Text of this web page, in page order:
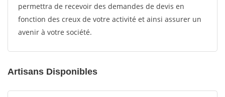
permettra de recevoir des demandes de devis en
fonction des creux de votre activité et ainsi assurer un
avenir à votre société.
Artisans Disponibles